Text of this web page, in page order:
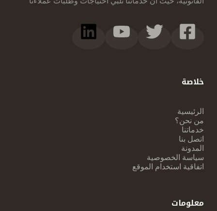
خلاصة
الرئيسية
من نحن؟
خدماتنا
اتصل بنا
المدونة
سياسة الخصوصية
اتفاقية استخدام الموقع
معلومات